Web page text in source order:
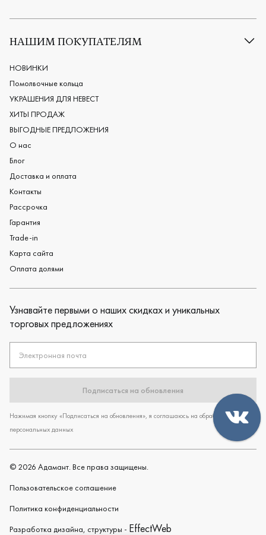
Все обручальные кольца
Европейские обручальные кольца
Мужские обручальные кольца
Женские обручальные кольца
Обручальные кольца из платины
Дизайнерские обручальные кольца
Черные обручальные кольца
НАШИМ ПОКУПАТЕЛЯМ
НОВИНКИ
Помолвочные кольца
УКРАШЕНИЯ ДЛЯ НЕВЕСТ
ХИТЫ ПРОДАЖ
ВЫГОДНЫЕ ПРЕДЛОЖЕНИЯ
О нас
Блог
Доставка и оплата
Контакты
Рассрочка
Гарантия
Trade-in
Карта сайта
Оплата долями
Узнавайте первыми о наших скидках и уникальных
торговых предложениях
Электронная почта
Подписаться на обновления
Нажимая кнопку «Подписаться на обновления», я соглашаюсь на обработку
персональных данных
© 2026 Адамант. Все права защищены.
Пользовательское cоглашение
Политика конфиденциальности
Разработка дизайна, структуры - EffectWeb